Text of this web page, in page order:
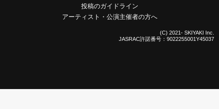
投稿のガイドライン
アーティスト・公演主催者の方へ
(C) 2021- SKIYAKI Inc.
JASRAC許諾番号：9022255001Y45037